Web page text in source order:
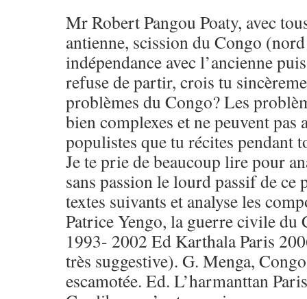
Mr Robert Pangou Poaty, avec
antienne, scission du Congo
indépendance avec l’ancienne
refuse de partir, crois tu
problèmes du Congo? Les
bien complexes et ne peuvent pas
populistes que tu récites pendant
Je te prie de beaucoup lire pour
sans passion le lourd passif de ce
textes suivants et analyse les
Patrice Yengo, la guerre civile du
1993- 2002 Ed Karthala Paris
très suggestive). G. Menga,
escamotée. Ed. L’harmanttan